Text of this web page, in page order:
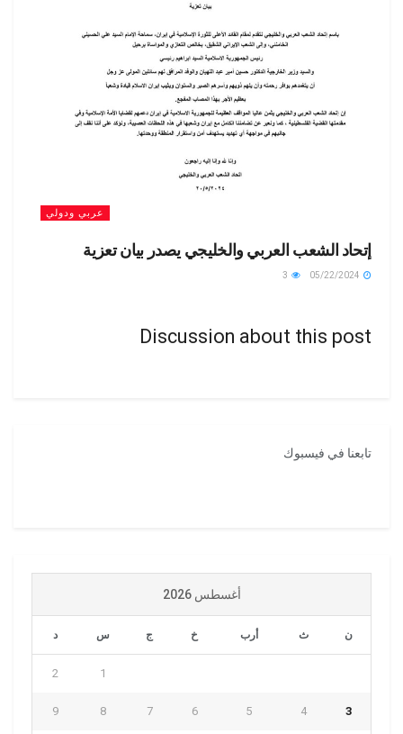
عربي ودولي
إتحاد الشعب العربي والخليجي يصدر بيان تعزية
Discussion about this post
تابعنا في فيسبوك
أغسطس 2026
ن ث أرب خ ج س د
1
2
3
4
5
6
7
8
9